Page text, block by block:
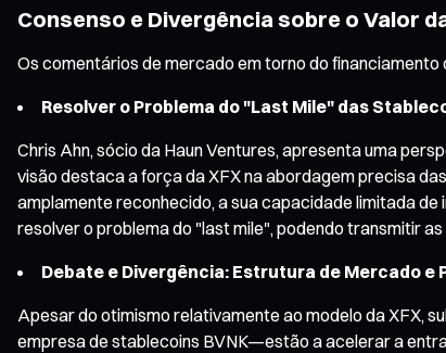
Consenso e Divergência sobre o Valor
Os comentários de mercado em torno do
Resolver o Problema do "Last Mile" das
Chris Ahn, sócio da Haun Ventures, apresenta uma
visão destaca a força da XFX na abordagem precisa
amplamente reconhecido, a sua capacidade limitada
resolver o problema do "last mile", podendo transmitir
Debate e Divergência: Estrutura de Mercado e
Apesar do otimismo relativamente ao modelo da XFX,
empresa de stablecoins BVNK—estão a acelerar a